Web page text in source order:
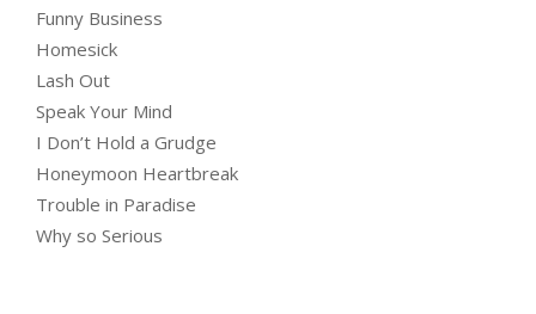
Funny Business
Homesick
Lash Out
Speak Your Mind
I Don’t Hold a Grudge
Honeymoon Heartbreak
Trouble in Paradise
Why so Serious